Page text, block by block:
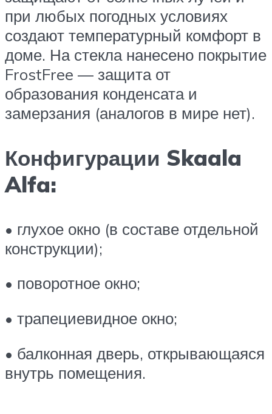
при любых погодных условиях
создают температурный комфорт в
доме. На стекла нанесено покрытие
FrostFree — защита от
образования конденсата и
замерзания (аналогов в мире нет).
Конфигурации Skaala
Alfa:
• глухое окно (в составе отдельной
конструкции);
• поворотное окно;
• трапециевидное окно;
• балконная дверь, открывающаяся
внутрь помещения.